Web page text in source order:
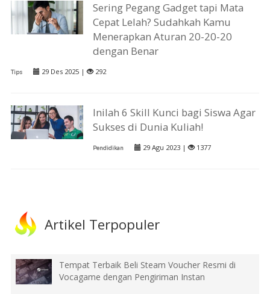
Sering Pegang Gadget tapi Mata
Cepat Lelah? Sudahkah Kamu
Menerapkan Aturan 20-20-20
dengan Benar
Tips 29 Des 2025 | 292
Inilah 6 Skill Kunci bagi Siswa Agar
Sukses di Dunia Kuliah!
Pendidikan 29 Agu 2023 | 1377
Artikel Terpopuler
Tempat Terbaik Beli Steam Voucher Resmi di
Vocagame dengan Pengiriman Instan